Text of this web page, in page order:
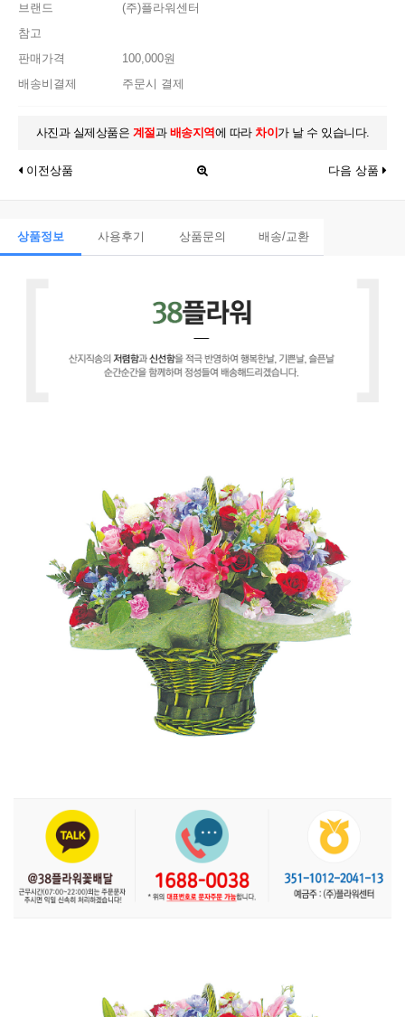
브랜드
(주)플라워센터
참고
판매가격
100,000원
배송비결제
주문시 결제
사진과 실제상품은 계절과 배송지역에 따라 차이 가 날 수 있습니다.
이전상품 다음 상품
상품정보 사용후기 상품문의 배송/교환